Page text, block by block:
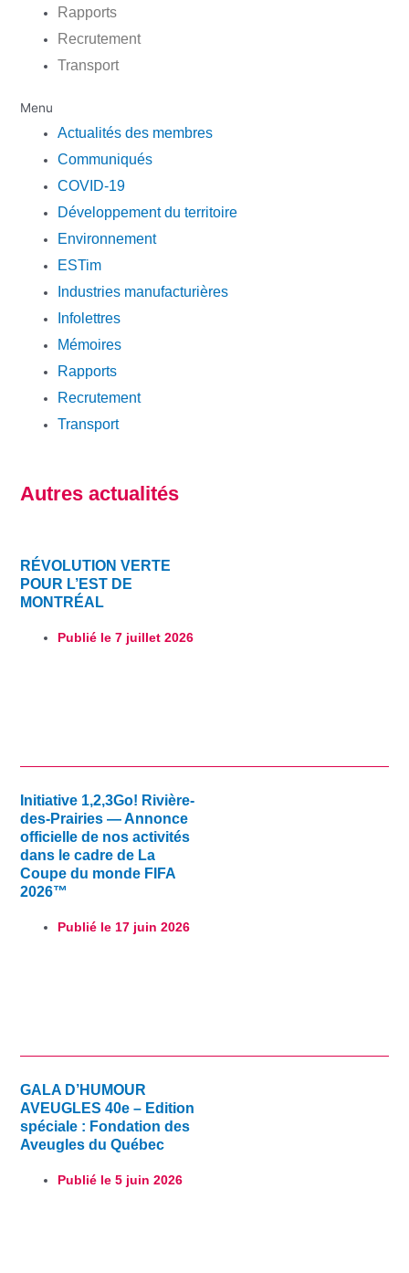
Rapports
Recrutement
Transport
Menu
Actualités des membres
Communiqués
COVID-19
Développement du territoire
Environnement
ESTim
Industries manufacturières
Infolettres
Mémoires
Rapports
Recrutement
Transport
Autres actualités
RÉVOLUTION VERTE
POUR L’EST DE
MONTRÉAL
Publié le 7 juillet 2026
Initiative 1,2,3Go! Rivière-
des-Prairies — Annonce
officielle de nos activités
dans le cadre de La
Coupe du monde FIFA
2026™
Publié le 17 juin 2026
GALA D’HUMOUR
AVEUGLES 40e – Edition
spéciale : Fondation des
Aveugles du Québec
Publié le 5 juin 2026